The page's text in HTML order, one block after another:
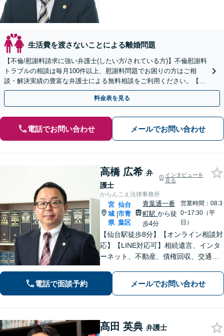
生活費を渡さないことによる離婚問題
【不倫/慰謝料請求に強い弁護士(したい方/されている方)】不倫慰謝料
トラブルの相談は毎月100件以上、慰謝料問題でお困りの方はご相
談・解決実績の豊富な弁護士による無料相談をご利用ください。【不
倫相談は初回0円】【北海道・東北エリア対応】
料金表を見る
電話でお問い合わせ メールでお問い合わせ
高橋 広希 弁
護士
インタビューを
見る
からんこえ法律事務所
宮
城
県
|
仙台
市青
葉区
青葉通一番
町駅 から徒
歩4分
営業時間：08:3
0~17:30（平
日）
【仙台駅徒歩8分】【オンライン相談対
応】【LINE対応可】相続遺言、インタ
ーネット、不動産、債権回収、交通事
バイダ責任制限法の発信者情報開示命
令制度に対応しています。
電話で面談予約 メールでお問い合わせ
髙田 英典 弁護士